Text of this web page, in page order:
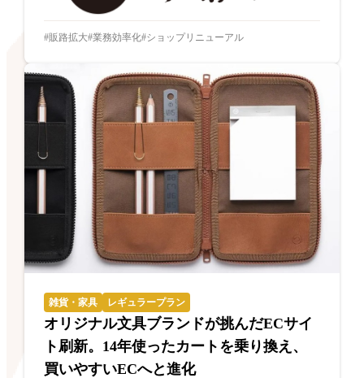
販路拡大 業務効率化 ショップリニューアル
雑貨・家具 レギュラープラン
オリジナル文具ブランドが挑んだECサイ
ト刷新。14年使ったカートを乗り換え、
買いやすいECへと進化